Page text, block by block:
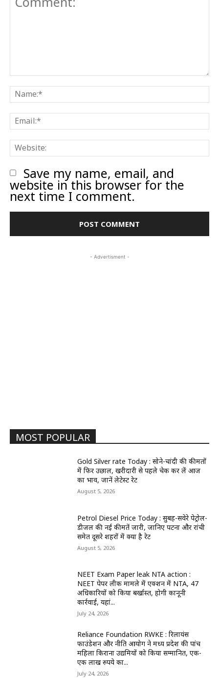
Comment:
Save my name, email, and
website in this browser for the
next time I comment.
- Advertisment -
MOST POPULAR
Gold Silver rate Today : सोने-चांदी की कीमतों
में फिर उछाल, खरीदारी से पहले चेक कर लें आज
का भाव, जानें लेटेस्ट रेट
August 5, 2026
Petrol Diesel Price Today : सुबह-सवेरे पेट्रोल-
डीजल की नई कीमतें जारी, जानिए पटना और रांची
समेत दूसरे शहरों में क्या है रेट
August 5, 2026
NEET Exam Paper leak NTA action :
NEET पेपर लीक मामले में एक्शन में NTA, 47
अधिकारियों को किया बर्खास्त, होगी कानूनी
कार्रवाई, यहां...
July 24, 2026
Reliance Foundation RWKE : रिलायंस
फाउंडेशन और नीति आयोग ने मध्य प्रदेश की पांच
महिला किराना उद्यमियों को किया सम्मानित, एक-
एक लाख रुपये का...
July 24, 2026